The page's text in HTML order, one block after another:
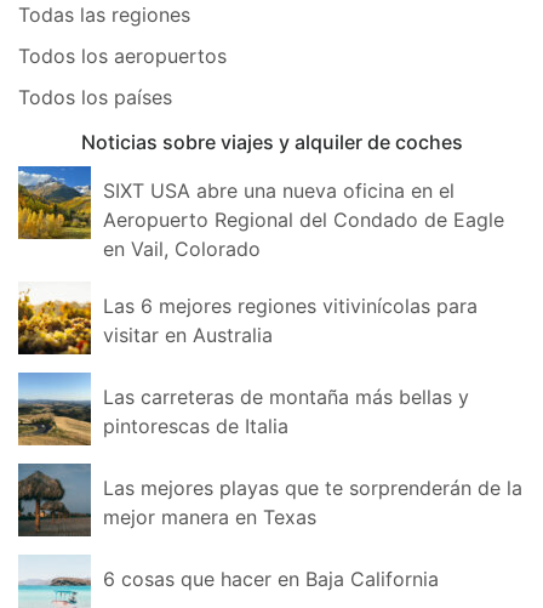
Todas las regiones
Todos los aeropuertos
Todos los países
Noticias sobre viajes y alquiler de coches
SIXT USA abre una nueva oficina en el
Aeropuerto Regional del Condado de Eagle
en Vail, Colorado
Las 6 mejores regiones vitivinícolas para
visitar en Australia
Las carreteras de montaña más bellas y
pintorescas de Italia
Las mejores playas que te sorprenderán de la
mejor manera en Texas
6 cosas que hacer en Baja California